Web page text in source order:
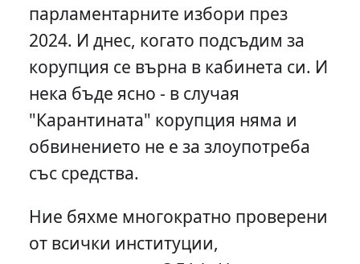
парламентарните избори през
2024. И днес, когато подсъдим за
корупция се върна в кабинета си. И
нека бъде ясно - в случая
"Карантината" корупция няма и
обвинението не е за злоупотреба
със средства.
Ние бяхме многократно проверени
от всички институции,